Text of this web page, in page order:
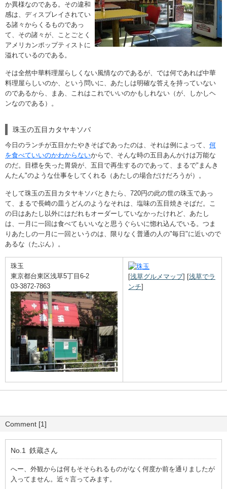
か異様なのである。その違和
感は、ディスプレイされてい
る諸々からくるものであっ
て、その諸々が、ことごとく
アメリカンポップティストに
溢れているのである。
そは全然中華料理屋らしくない風情なのであるが、では何であれば中華
料理屋らしいのか、という問いに、あたしは明確な答えを持っていない
のであるから、まあ、これはこれでいいのかもしれない（が、しかしヘ
ンなのである）。
珠玉の五目カタヤキソバ
今日のランチが五目かたやきそばであったのは、それは例によって、 何
を食べていいのかわからないからで、そんな時の五目あんかけは万能な
のだ。目標を失った胃袋が、五目で再生するのであって、まるで"まんき
んたん"のような仕事をしてくれる（あたしの場合だけだろうが）。
そして珠玉の五目カタヤキソバときたら、720円の此の世の珠玉であっ
て、まるで長崎の皿うどんのようなそれは、塩味の五目焼きそばだ。こ
の日はあたし以外にはだれもオーダーしていなかったけれど、あたし
は、一月に一回は食べてもいいなと思うぐらいに惚れ込んでいる。つま
りあたしの一月に一回というのは、限りなく普通の人の"毎日"に近いので
あるな（たぶん）。
珠玉
東京都台東区浅草5丁目6-2
03-3872-7863
[浅草グルメマップ] [浅草でラ
ンチ]
Comment [1]
No.1 鉄蔵さん
へー、外観からは何もそそられるものがなく何度か前を通りましたが
入ってません。近々言ってみます。